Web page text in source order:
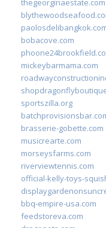
bobacove.com
mickeybarmama.com
sportszilla.org
brasserie-gobette.com
musicrearte.com
morseysfarms.com
riverviewtennis.com
official-kelly-toys-
bbq-empire-usa.com
feedstoreva.com